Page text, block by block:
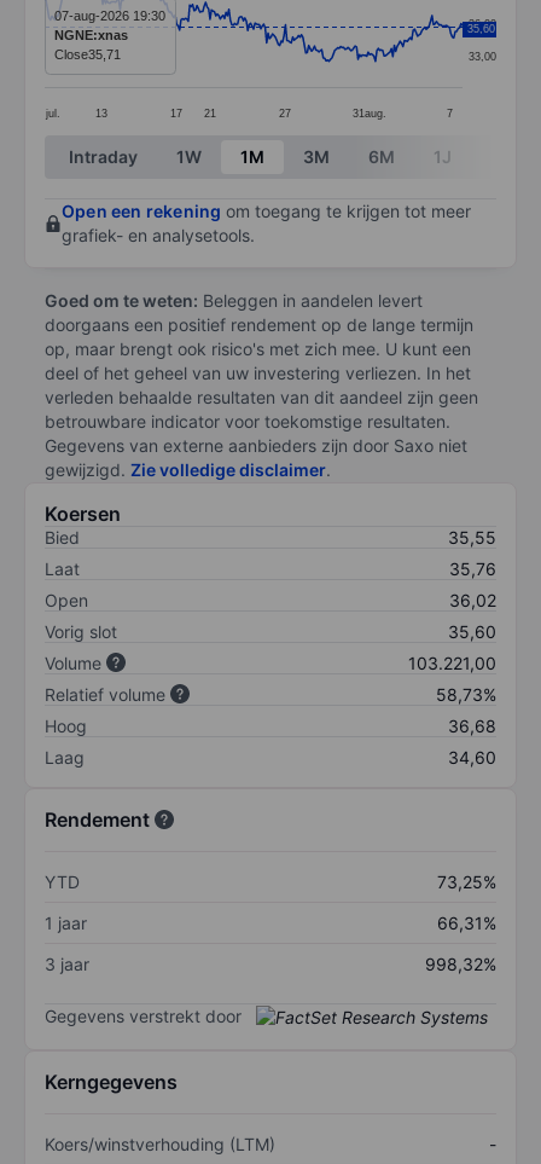
The chart has 1 X axis displaying categories.
The chart has 1 Y axis displaying values. Data
jul. 13 17 21 27 31 aug. 7
33,00
36,00
35,60
07-aug-2026 19:30
NGNE:xnas
Close35,71
End of interactive chart.
Intraday 1W 1M 3M 6M 1J
Open een rekening om toegang te krijgen tot meer
grafiek- en analysetools.
Goed om te weten: Beleggen in aandelen levert
doorgaans een positief rendement op de lange termijn
op, maar brengt ook risico's met zich mee. U kunt een
deel of het geheel van uw investering verliezen. In het
verleden behaalde resultaten van dit aandeel zijn geen
betrouwbare indicator voor toekomstige resultaten.
Gegevens van externe aanbieders zijn door Saxo niet
gewijzigd. Zie volledige disclaimer.
Koersen
Bied
35,55
Laat
35,76
Open
36,02
Vorig slot
35,60
Volume
103.221,00
Relatief volume
58,73%
Hoog
36,68
Laag
34,60
Rendement
YTD
73,25%
1 jaar
66,31%
3 jaar
998,32%
Gegevens verstrekt door
Kerngegevens
Koers/winstverhouding (LTM)
-